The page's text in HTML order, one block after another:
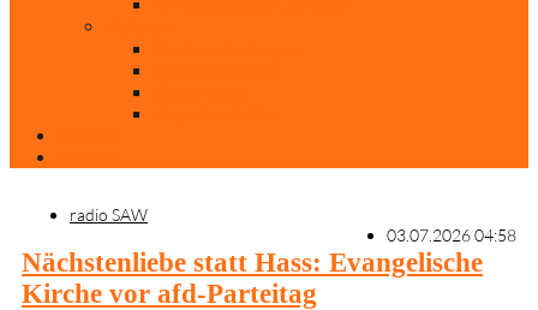
radio SAW
03.07.2026 04:58
Nächstenliebe statt Hass: Evangelische
Kirche vor afd-Parteitag